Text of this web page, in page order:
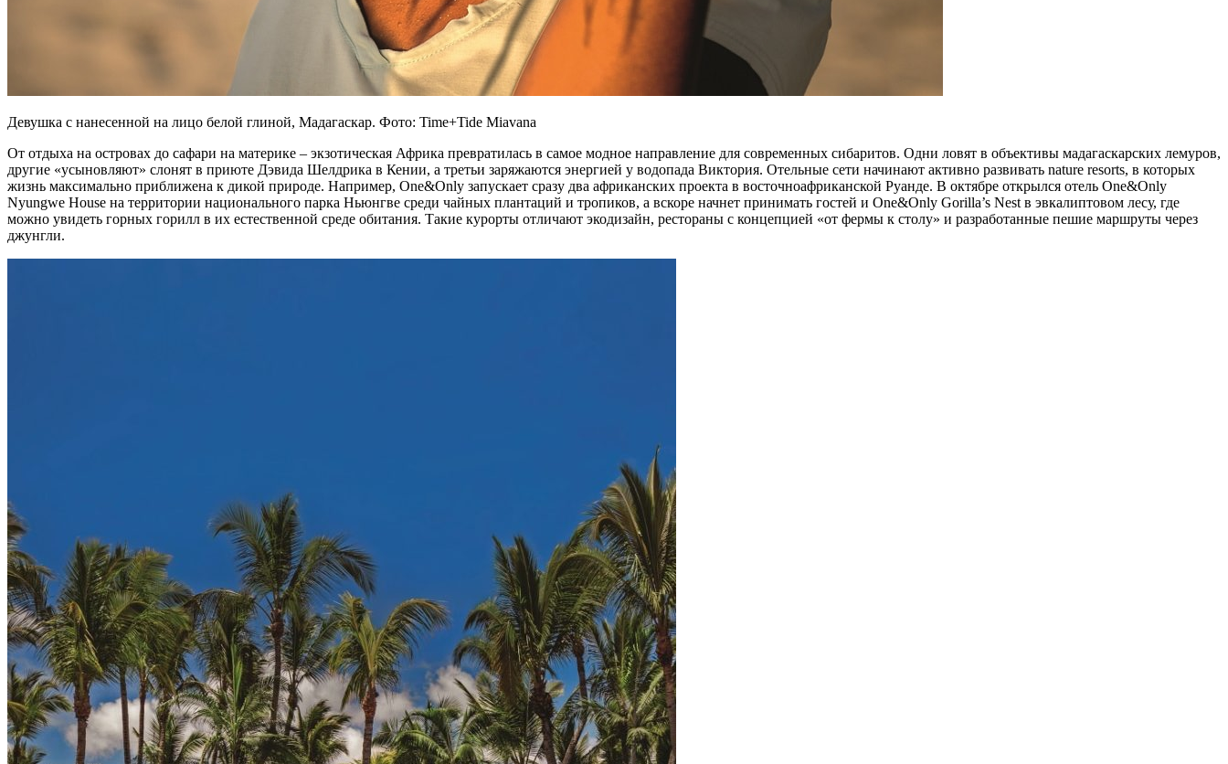
Девушка с нанесенной на лицо белой глиной, Мадагаскар. Фото: Time+Tide Miavana
От отдыха на островах до сафари на материке – экзотическая Африка превратилась в самое модное направление для современных сибаритов. Одни ловят в объективы мадагаскарских лемуров,
другие «усыновляют» слонят в приюте Дэвида Шелдрика в Кении, а третьи заряжаются энергией у водопада Виктория. Отельные сети начинают активно развивать nature resorts, в которых
жизнь максимально приближена к дикой природе. Например, One&Only запускает сразу два африканских проекта в восточноафриканской Руанде. В октябре открылся отель One&Only
Nyungwe House на территории национального парка Ньюнгве среди чайных плантаций и тропиков, а вскоре начнет принимать гостей и One&Only Gorilla’s Nest в эвкалиптовом лесу, где
можно увидеть горных горилл в их естественной среде обитания. Такие курорты отличают экодизайн, рестораны с концепцией «от фермы к столу» и разработанные пешие маршруты через
джунгли.